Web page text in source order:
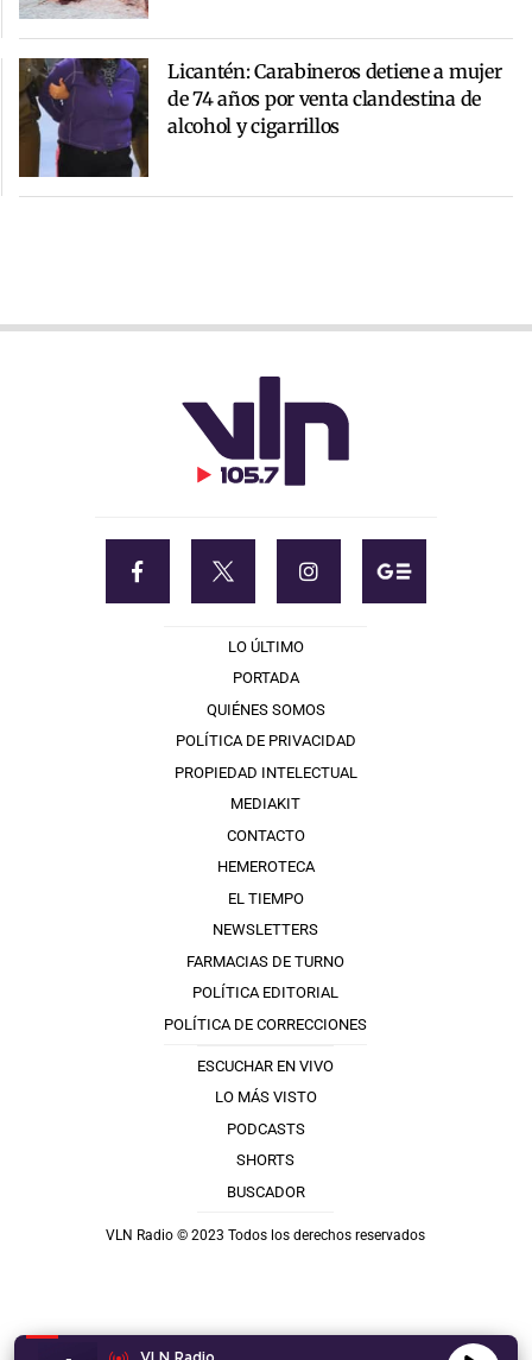
Licantén: Carabineros detiene a mujer
de 74 años por venta clandestina de
alcohol y cigarrillos
LO ÚLTIMO
PORTADA
QUIÉNES SOMOS
POLÍTICA DE PRIVACIDAD
PROPIEDAD INTELECTUAL
MEDIAKIT
CONTACTO
HEMEROTECA
EL TIEMPO
NEWSLETTERS
FARMACIAS DE TURNO
POLÍTICA EDITORIAL
POLÍTICA DE CORRECCIONES
ESCUCHAR EN VIVO
LO MÁS VISTO
PODCASTS
SHORTS
BUSCADOR
VLN Radio © 2023 Todos los derechos reservados